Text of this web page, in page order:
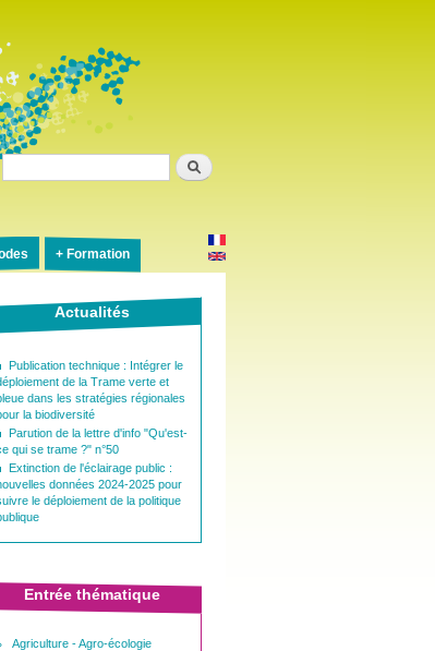
Formation
Actualités
Publication technique : Intégrer le
de la Trame verte et
dans les stratégies régionales
la biodiversité
Parution de la lettre d'info "Qu'est-
qui se trame ?" n°50
Extinction de l'éclairage public :
données 2024-2025 pour
le déploiement de la politique
Entrée thématique
Agriculture - Agro-écologie